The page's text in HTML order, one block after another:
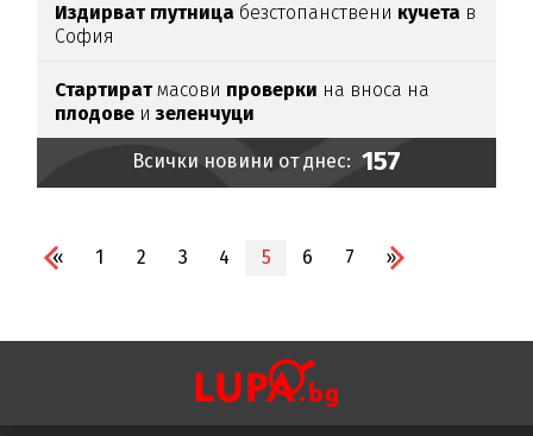
Издирват глутница безстопанствени кучета в
София
Стартиратмасови проверки на вноса на
плодове и зеленчуци
Всички новини от днес: 157
« 1 2 3 4 5 6 7 »